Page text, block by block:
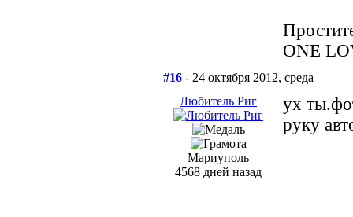
ONE
#16 - 24 октября 2012, среда
Любитель Риг
Мариуполь
4568 дней назад
ух
руку